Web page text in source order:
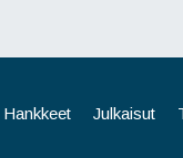
Hankkeet Julkaisut